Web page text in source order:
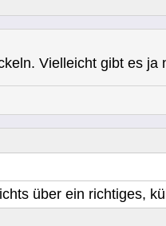
Vielleicht gibt es ja
über ein richtiges,